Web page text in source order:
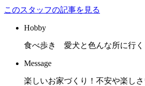
このスタッフの記事を見る
Hobby
食べ歩き 愛犬と色んな所に行く
Message
楽しいお家づくり！不安や楽し